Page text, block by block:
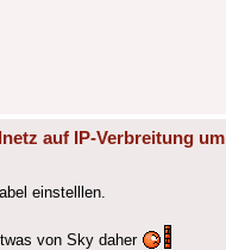
auf IP-Verbreitung um
einstelllen.
von Sky daher